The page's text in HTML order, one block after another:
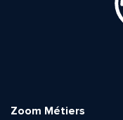
Zoom Métiers